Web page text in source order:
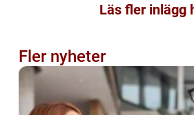
Läs fler inlägg
Fler nyheter